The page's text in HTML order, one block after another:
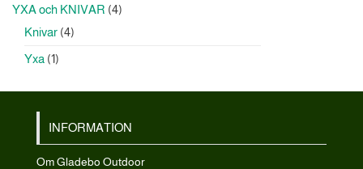
YXA och KNIVAR 44
Knivar 44
Yxa 11
INFORMATION
Om Gladebo Outdoor